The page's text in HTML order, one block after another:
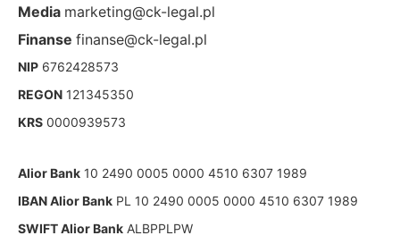
Media marketing@ck-legal.pl
Finanse finanse@ck-legal.pl
NIP 6762428573
REGON 121345350
KRS 0000939573
Alior Bank 10 2490 0005 0000 4510 6307 1989
IBAN Alior Bank PL 10 2490 0005 0000 4510 6307 1989
SWIFT Alior Bank ALBPPLPW